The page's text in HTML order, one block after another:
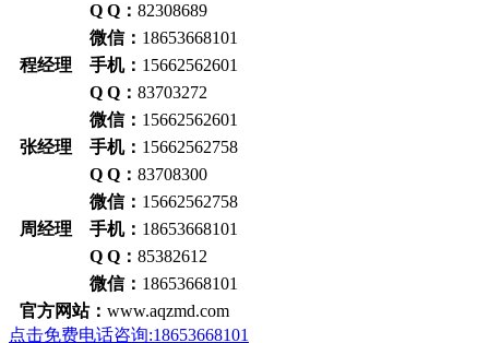
Q Q： 82308689
微信： 18653668101
程经理 手机： 15662562601
Q Q： 83703272
微信： 15662562601
张经理 手机： 15662562758
Q Q： 83708300
微信： 15662562758
周经理 手机： 18653668101
Q Q： 85382612
微信： 18653668101
官方网站： www.aqzmd.com
点击免费电话咨询:18653668101